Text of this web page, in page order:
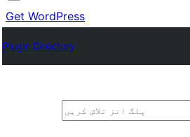
Get WordPress
Plugin Directory
تلاش